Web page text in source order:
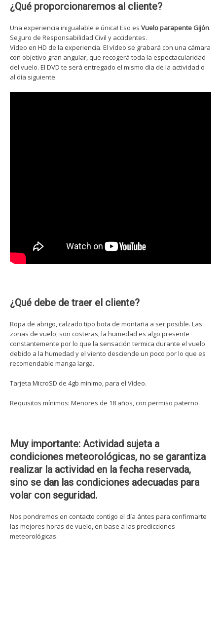
¿Qué proporcionaremos al cliente?
Una experiencia inigualable e única! Eso es Vuelo parapente Gijón.
Seguro de Responsabilidad Civil y accidentes.
Vídeo en HD de la experiencia. El vídeo se grabará con una cámara
con objetivo gran angular, que recogerá toda la espectacularidad
del vuelo. El DVD te será entregado el mismo día de la actividad o
al día siguiente.
¿Qué debe de traer el cliente?
Ropa de abrigo, calzado tipo bota de montaña a ser posible. Las
zonas de vuelo, son costeras, la humedad es algo presente
constantemente por lo que la sensación termica durante el vuelo
debido a la humedad y el viento desciende un poco por lo que es
recomendable manga larga.
Tarjeta MicroSD de 4gb mínimo, para el Vídeo.
Requisitos mínimos: Menores de 18 años, con permiso paterno.
Muy importante: Actividad sujeta a
condiciones meteorológicas, no se garantiza
realizar la actividad en la fecha reservada,
sino se dan las condiciones adecuadas para
volar con seguridad.
Nos pondremos en contacto contigo el día ántes para confirmarte
las mejores horas de vuelo, en base a las predicciones
meteorológicas.